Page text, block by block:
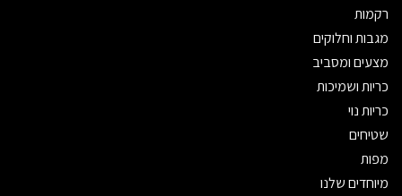
רקמות
מגבות וחלוקים
מצעים ומסביב
כריות ושמיכות
כריות נוי
שטיחים
מפות
מיוחדים שלנו